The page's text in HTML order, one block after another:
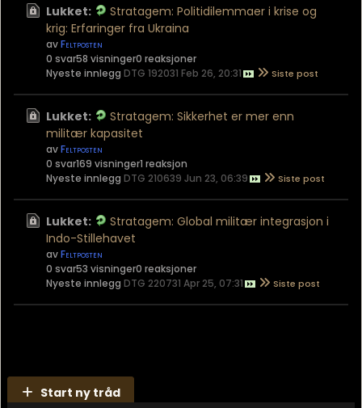
Lukket:
Stratagem: Politidilemmaer i krise og
krig: Erfaringer fra Ukraina
avFeltposten
0 svar58 visninger0 reaksjoner
Nyeste innlegg DTG 192031 Feb 26, 20:31
Lukket:
Stratagem: Sikkerhet er mer enn
militær kapasitet
avFeltposten
0 svar169 visninger1 reaksjon
Nyeste innlegg DTG 210639 Jun 23, 06:39
Lukket:
Stratagem: Global militær integrasjon i
Indo-Stillehavet
avFeltposten
0 svar53 visninger0 reaksjoner
Nyeste innlegg DTG 220731 Apr 25, 07:31
Start ny tråd